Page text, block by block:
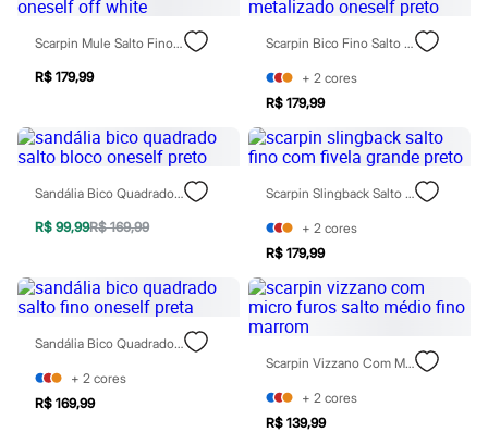
Regatas
Moda íntima
Cuecas
Meias
Personagens
Plus size
Calças
Casacos e Jaquetas
Shorts e Bermudas
Todos os produtos
Em alta
Arrumadinho para os meninos
Romântico para as meninas
Inverno
Scarpin Mule Salto Fino Oneself Off White
R$ 179,99
Scarpin Bico Fino Salto Alto Metalizado Oneself Preto
+ 2 cores
R$ 179,99
Sandália Bico Quadrado Salto Bloco Oneself Preto
R$ 99,99R$ 169,99
Scarpin Slingback Salto Fino Com Fivela Grande Preto
+ 2 cores
R$ 179,99
Sandália Bico Quadrado Salto Fino Oneself Preta
+ 2 cores
R$ 169,99
Scarpin Vizzano Com Micro Furos Salto Médio Fino Marrom
+ 2 cores
R$ 139,99